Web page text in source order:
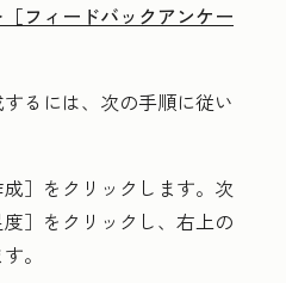
［フィードバックアンケー
るには、次の手順に従い
］ をクリックします。次
］ をクリックし、右上の
。